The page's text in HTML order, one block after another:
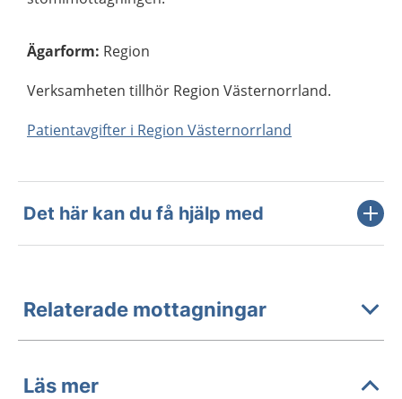
Ägarform: Region
Verksamheten tillhör Region Västernorrland.
Patientavgifter i Region Västernorrland
Det här kan du få hjälp med
Relaterade mottagningar
Läs mer